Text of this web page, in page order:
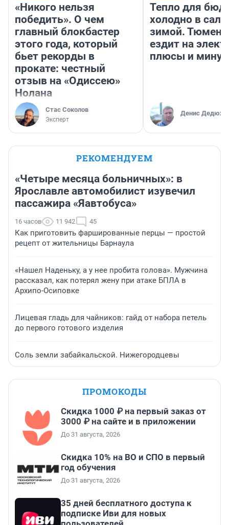
«Никого нельзя
победить». О чем
главный блокбастер
этого года, который
бьет рекорды в
прокате: честный
отзыв на «Одиссею»
Нолана
Стас Соколов
Эксперт
Тепло для
холодно в
зимой.
ездит на
плюсы и
Денис
РЕКОМЕНДУЕМ
«Четыре месяца больничных»: в
Ярославле автомобилист изувечил
пассажира «Яавтобуса»
16 часов 11 942 45
Как приготовить фаршированные перцы — простой
рецепт от жительницы Барнаула
«Нашел Наденьку, а у нее пробита голова». Мужчина
рассказал, как потерял жену при атаке БПЛА в
Архипо-Осиповке
Лицевая гладь для чайников: гайд от набора петель
до первого готового изделия
Соль земли забайкальской. Нижегородцевы
ПРОМОКОДЫ
Скидка 1000 ₽ на первый заказ от
3000 ₽ на сайте и в приложении
До 31 августа, 2026
Скидка 10% на ВО и СПО в первый
год обучения
До 31 августа, 2026
35 дней бесплатного доступа к
подписке Иви для новых